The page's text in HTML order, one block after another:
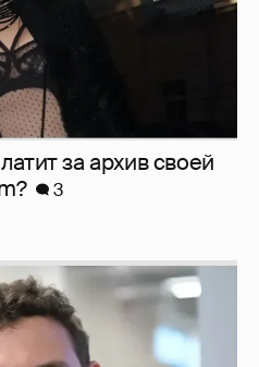
за архив своей
3